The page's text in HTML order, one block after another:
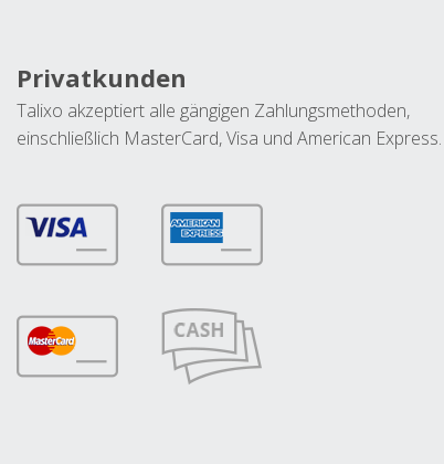
Privatkunden
Talixo akzeptiert alle gängigen Zahlungsmethoden,
einschließlich MasterCard, Visa und American Express.